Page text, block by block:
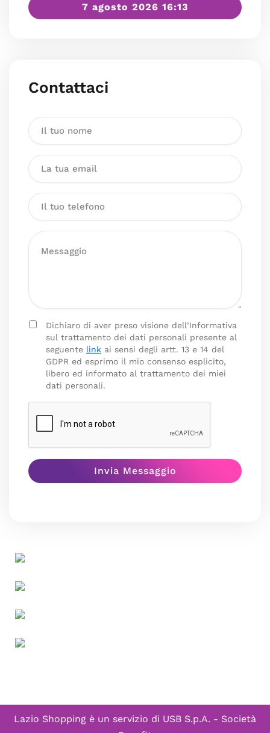
7 agosto 2026 16:13
Contattaci
Dichiaro di aver preso visione dell’Informativa
sul trattamento dei dati personali presente al
seguente link ai sensi degli artt. 13 e 14 del
GDPR ed esprimo il mio consenso esplicito,
libero ed informato al trattamento dei miei
dati personali.
Lazio Shopping è un servizio di USB S.p.A. - Società